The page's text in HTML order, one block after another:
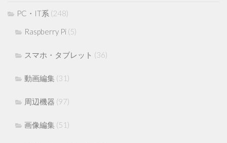
PC・IT系 (248)
Raspberry Pi (5)
スマホ・タブレット (36)
動画編集 (31)
周辺機器 (97)
画像編集 (51)